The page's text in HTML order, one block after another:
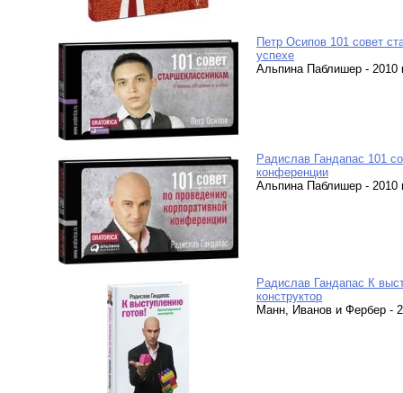
Петр Осипов 101 совет
успехе
Альпина Паблишер - 2010
Радислав Гандапас 101
конференции
Альпина Паблишер - 2010
Радислав Гандапас К
конструктор
Манн, Иванов и Фербер -